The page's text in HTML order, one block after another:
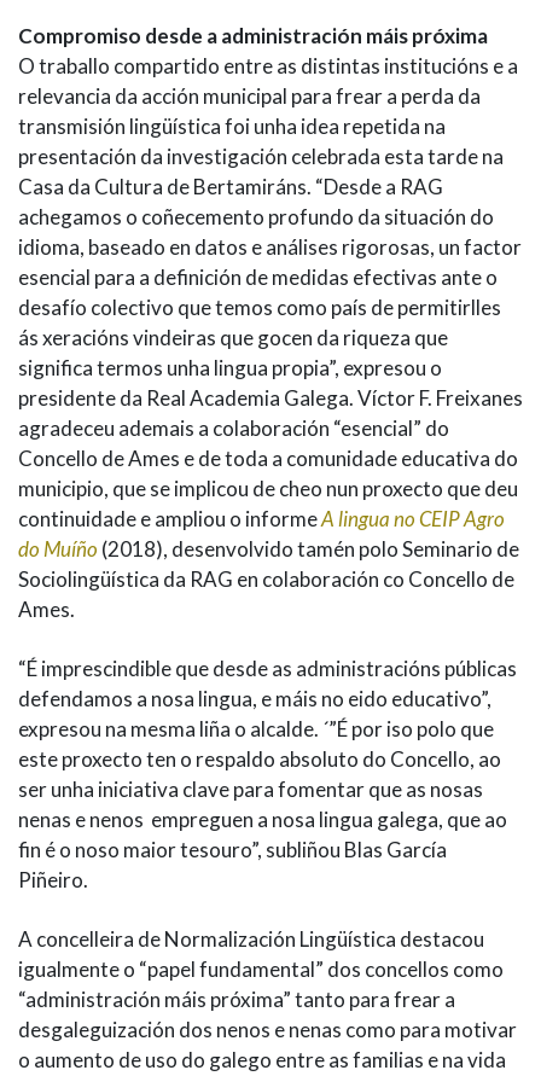
Compromiso desde a administración máis próxima
O traballo compartido entre as distintas institucións e a
relevancia da acción municipal para frear a perda da
transmisión lingüística foi unha idea repetida na
presentación da investigación celebrada esta tarde na
Casa da Cultura de Bertamiráns. “Desde a RAG
achegamos o coñecemento profundo da situación do
idioma, baseado en datos e análises rigorosas, un factor
esencial para a definición de medidas efectivas ante o
desafío colectivo que temos como país de permitirlles
ás xeracións vindeiras que gocen da riqueza que
significa termos unha lingua propia”, expresou o
presidente da Real Academia Galega. Víctor F. Freixanes
agradeceu ademais a colaboración “esencial” do
Concello de Ames e de toda a comunidade educativa do
municipio, que se implicou de cheo nun proxecto que deu
continuidade e ampliou o informeA lingua no CEIP Agro
do Muíño (2018), desenvolvido tamén polo Seminario de
Sociolingüística da RAG en colaboración co Concello de
Ames.
“É imprescindible que desde as administracións públicas
defendamos a nosa lingua, e máis no eido educativo”,
expresou na mesma liña o alcalde. ´”É por iso polo que
este proxecto ten o respaldo absoluto do Concello, ao
ser unha iniciativa clave para fomentar que as nosas
nenas e nenos empreguen a nosa lingua galega, que ao
fin é o noso maior tesouro”, subliñou Blas García
Piñeiro.
A concelleira de Normalización Lingüística destacou
igualmente o “papel fundamental” dos concellos como
“administración máis próxima” tanto para frear a
desgaleguización dos nenos e nenas como para motivar
o aumento de uso do galego entre as familias e na vida